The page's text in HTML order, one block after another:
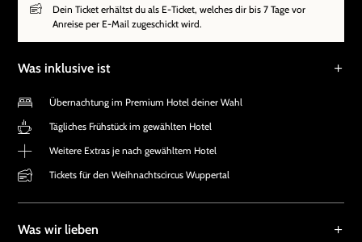
Dein Ticket erhältst du als E-Ticket, welches dir bis 7 Tage vor
Anreise per E-Mail zugeschickt wird.
Was inklusive ist
Übernachtung im Premium Hotel deiner Wahl
Tägliches Frühstück im gewählten Hotel
Weitere Extras je nach gewähltem Hotel
Tickets für den Weihnachtscircus Wuppertal
Was wir lieben